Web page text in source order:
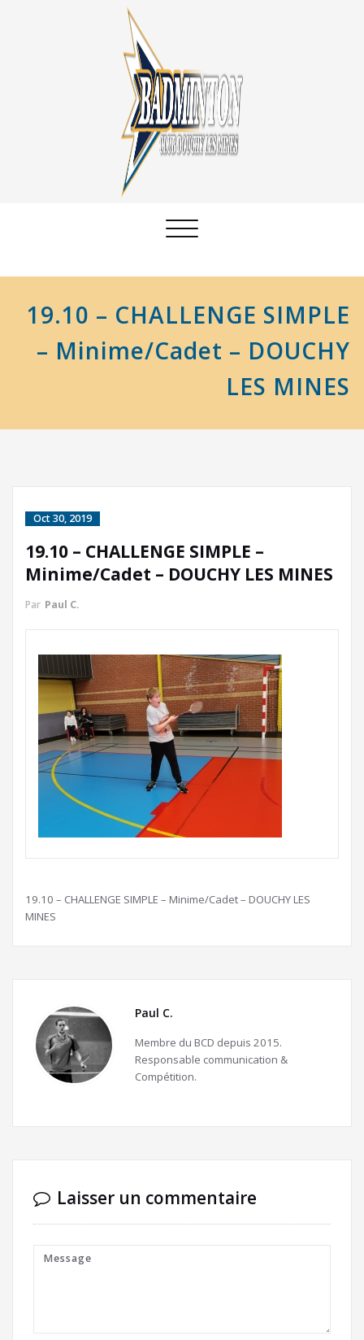
Afficher/masquer
19.10 – CHALLENGE SIMPLE
– Minime/Cadet – DOUCHY
LES MINES
Oct 30, 2019
19.10 – CHALLENGE SIMPLE –
Minime/Cadet – DOUCHY LES MINES
Par Paul C.
19.10 – CHALLENGE SIMPLE – Minime/Cadet – DOUCHY LES
MINES
Paul C.
Membre du BCD depuis 2015.
Responsable communication &
Compétition.
Laisser un commentaire